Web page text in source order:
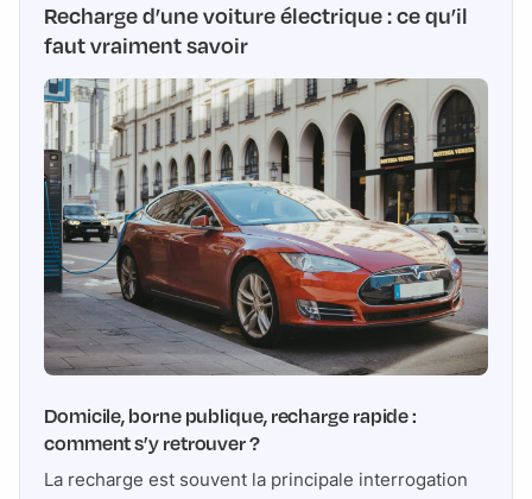
Recharge d’une voiture électrique : ce qu’il
faut vraiment savoir
Domicile, borne publique, recharge rapide :
comment s’y retrouver ?
La recharge est souvent la principale interrogation